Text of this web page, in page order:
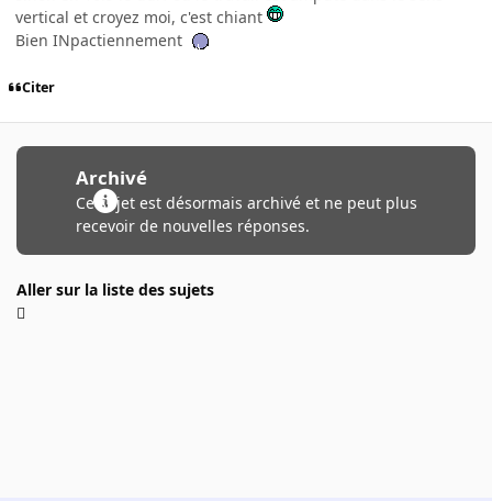
vertical et croyez moi, c'est chiant
Bien INpactiennement
Citer
Archivé
Ce sujet est désormais archivé et ne peut plus
recevoir de nouvelles réponses.
Aller sur la liste des sujets